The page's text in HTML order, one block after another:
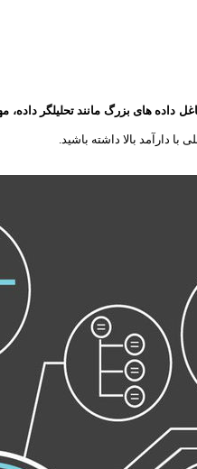
داده های بزرگ مانند تحلیلگر
با دارآمد بالا داشته باشید.